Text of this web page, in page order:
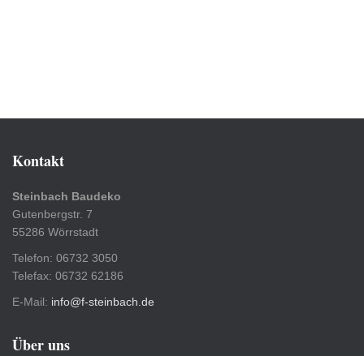
Kontakt
Steinbach Baudeko
Gutenbergstr. 7
55286 Wörrstadt
Telefon: 06732 3050
Telefax: 06732 62186
E-Mail: info@f-steinbach.de
Über uns